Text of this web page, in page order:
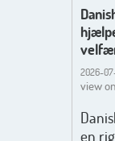
2026-
view
en